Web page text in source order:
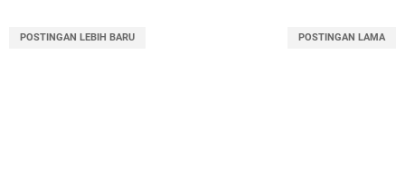
POSTINGAN LEBIH BARU POSTINGAN LAMA